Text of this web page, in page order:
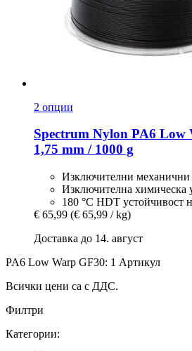
2 опции
Spectrum Nylon PA6 Low
1,75 mm / 1000 g
Изключителни механични
Изключителна химическа
180 °C HDT устойчивост
€ 65,99 (€ 65,99 / kg)
Доставка до 14. август
PA6 Low Warp GF30: 1 Артикул
Всички цени са с ДДС.
Филтри
Категории: